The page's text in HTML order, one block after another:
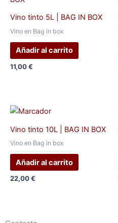
Vino tinto 5L | BAG IN BOX
Vino en Bag in box
Añadir al carrito
11,00€
Vino tinto 10L | BAG IN BOX
Vino en Bag in box
Añadir al carrito
22,00€